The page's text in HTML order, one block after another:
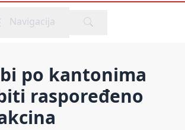
menu
Navigacija
po kantonima
raspoređeno